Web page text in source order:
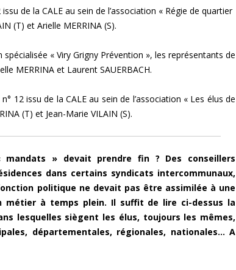
de la CALE au sein de l’association « Régie de quartier
(T) et Arielle MERRINA (S).
spécialisée « Viry Grigny Prévention », les représentants de
MERRINA et Laurent SAUERBACH.
12 issu de la CALEau seinde l’association « Les élus de
(T) et Jean-Marie VILAIN (S).
» devait prendre fin ? Des conseillers
dans certains syndicats intercommunaux,
politique ne devait pas être assimilée à une
métier à temps plein. Il suffit de lire ci-dessus la
lesquelles siègent les élus, toujours les mêmes,
départementales, régionales, nationales… A